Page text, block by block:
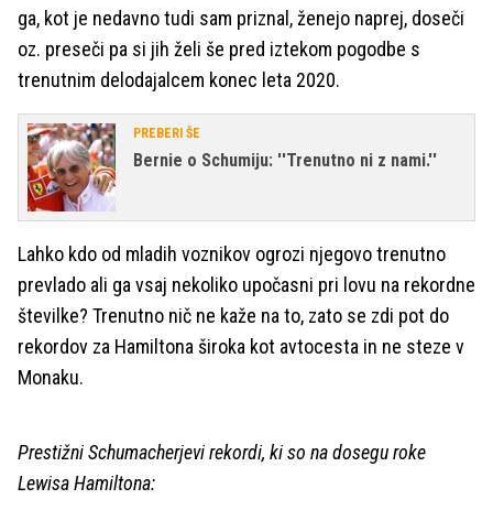
ga, kot je nedavno tudi sam priznal, ženejo naprej, doseči
oz. preseči pa si jih želi še pred iztekom pogodbe s
trenutnim delodajalcem konec leta 2020.
PREBERI ŠE
Bernie o Schumiju: ''Trenutno ni z nami.''
Lahko kdo od mladih voznikov ogrozi njegovo trenutno
prevlado ali ga vsaj nekoliko upočasni pri lovu na rekordne
številke? Trenutno nič ne kaže na to, zato se zdi pot do
rekordov za Hamiltona široka kot avtocesta in ne steze v
Monaku.
Prestižni Schumacherjevi rekordi, ki so na dosegu roke
Lewisa Hamiltona: